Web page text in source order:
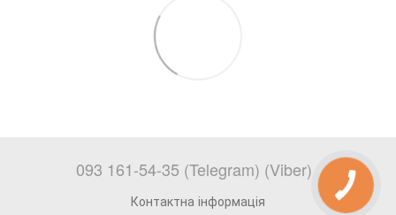
093 161-54-35 (Telegram) (Viber)
Контактна інформація